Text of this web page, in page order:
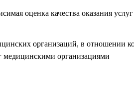
оценка качества оказания
организаций, в отношении
медицинскими организациями